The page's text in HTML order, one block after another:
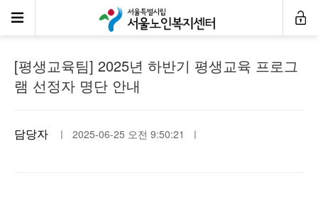
공지사항
[평생교육팀] 2025년 하반기 평생교육 프로그
램 선정자 명단 안내
담당자 ㅣ 2025-06-25 오전 9:50:21 ㅣ